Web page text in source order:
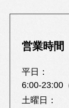
営業時間
平日：
6:00-23:00
土曜日：